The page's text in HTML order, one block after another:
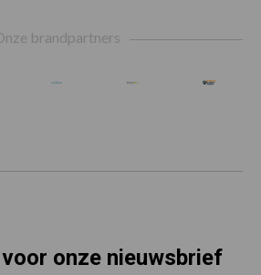
brandpartners
onze nieuwsbrief